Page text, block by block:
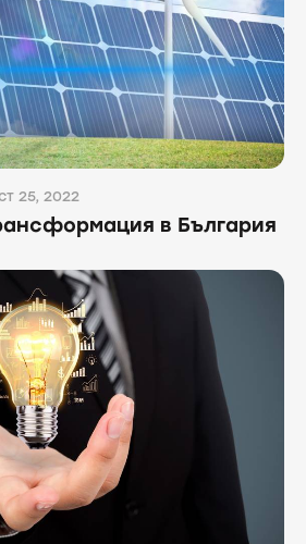
25, 2022
в България